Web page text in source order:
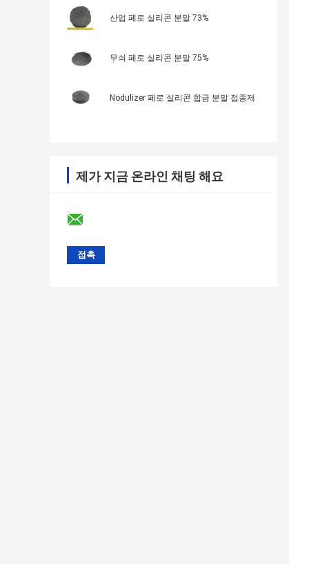
산업 페로 실리콘 분말 73%
무쇠 페로 실리콘 분말 75%
Nodulizer 페로 실리콘 합금 분말 접종제
제가 지금 온라인 채팅 해요